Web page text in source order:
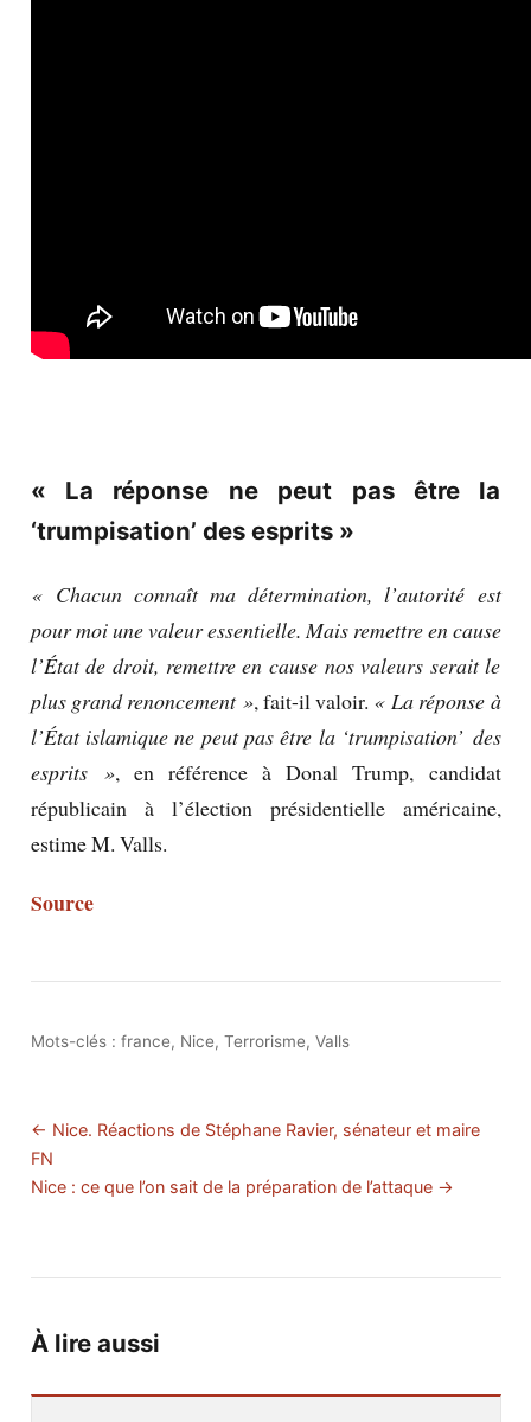
« La réponse ne peut pas être la
‘trumpisation’ des esprits »
« Chacun connaît ma détermination, l’autorité est
pour moi une valeur essentielle. Mais remettre en cause
l’État de droit, remettre en cause nos valeurs serait le
plus grand renoncement », fait-il valoir. « La réponse à
l’État islamique ne peut pas être la ‘trumpisation’ des
esprits », en référence à Donal Trump, candidat
républicain à l’élection présidentielle américaine,
estime M. Valls.
Source
Mots-clés : france, Nice, Terrorisme, Valls
← Nice. Réactions de Stéphane Ravier, sénateur et maire
FN
Nice : ce que l’on sait de la préparation de l’attaque →
À lire aussi